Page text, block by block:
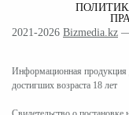
2021-2026 Bizmedia.kz —
Информационная продукция
достигших возраста 18 лет